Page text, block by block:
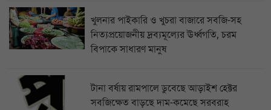
খুলনার পাইকারি ও খুচরা বাজারে সবজি-সহ
নিত্যপ্রয়োজনীয় দ্রব্যমূল্যের ঊর্ধ্বগতি, চরম
বিপাকে সাধারণ মানুষ
টানা বর্ষায় রামপালে ডুবেছে আড়াইশ হেক্টর
সবজিক্ষেত বাড়ছে দাম-কমেছে সরবরাহ